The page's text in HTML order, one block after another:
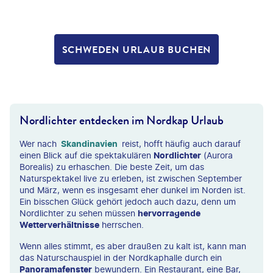
SCHWEDEN URLAUB BUCHEN
Nordlichter entdecken im Nordkap Urlaub
Wer nach Skandinavien reist, hofft häufig auch darauf
einen Blick auf die spektakulären Nordlichter (Aurora
Borealis) zu erhaschen. Die beste Zeit, um das
Naturspektakel live zu erleben, ist zwischen September
und März, wenn es insgesamt eher dunkel im Norden ist.
Ein bisschen Glück gehört jedoch auch dazu, denn um
Nordlichter zu sehen müssen hervorragende
Wetterverhältnisse herrschen.
Wenn alles stimmt, es aber draußen zu kalt ist, kann man
das Naturschauspiel in der Nordkaphalle durch ein
Panoramafenster bewundern. Ein Restaurant, eine Bar,